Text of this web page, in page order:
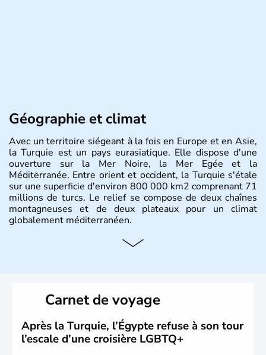
Géographie et climat
Avec un territoire siégeant à la fois en Europe et en Asie,
la Turquie est un pays eurasiatique. Elle dispose d'une
ouverture sur la Mer Noire, la Mer Egée et la
Méditerranée. Entre orient et occident, la Turquie s'étale
sur une superficie d'environ 800 000 km2 comprenant 71
millions de turcs. Le relief se compose de deux chaînes
montagneuses et de deux plateaux pour un climat
globalement méditerranéen.
Histoire et administration
qui constitueront en 1299 les fondations de l'Empire
ottoman. Après avoir rattaché l'Anatolie et la Thrace
orientale au territoire turc, la République est proclamée
le 29 octobre 1923. Ankara remplace alors Istanbul au
titre de capitale du pays.
Carnet de voyage
Après la Turquie, l’Égypte refuse à son tour
l’escale d’une croisière LGBTQ+